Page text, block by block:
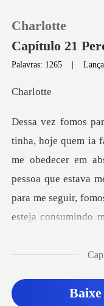
Loja
Histórico
Sair
Charlotte
Capítulo 21
Palavras: 1265 |
rlo
obedecer em
pessoa que estava
para me se